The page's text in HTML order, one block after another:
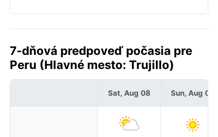
7-dňová predpoveď počasia pre
Peru (Hlavné mesto: Trujillo)
Sat, Aug 08 Sun, Aug 09